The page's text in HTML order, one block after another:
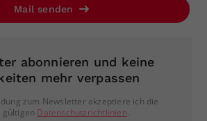
Mail senden
abonnieren und keine
mehr verpassen
zum Newsletter akzeptiere ich die
gültigen Datenschutzrichtlinien.